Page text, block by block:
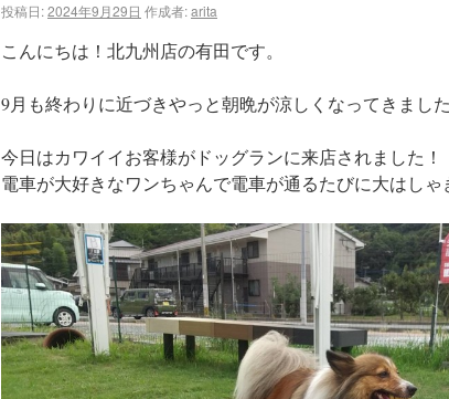
投稿日:2024年9月29日 作成者:arita
こんにちは！北九州店の有田です。
9月も終わりに近づきやっと朝晩が涼しくなってきました
今日はカワイイお客様がドッグランに来店されました！
電車が大好きなワンちゃんで電車が通るたびに大はしゃ